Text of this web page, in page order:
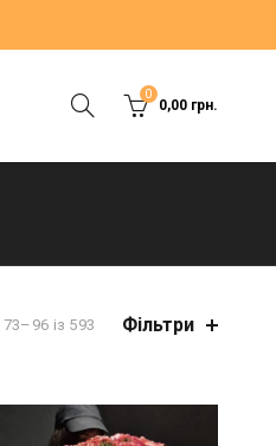
0
0,00грн.
із 593 Фільтри